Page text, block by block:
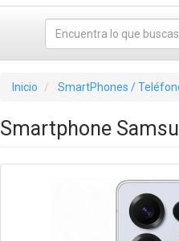
Inicio SmartPhones /
Smartphone